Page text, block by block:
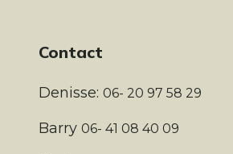
Contact
Denisse: 06- 20 97 58 29
Barry 06- 41 08 40 09